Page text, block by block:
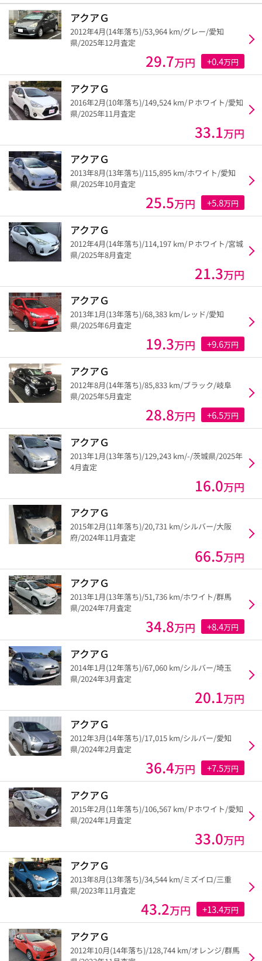
アクアＧ
2012年4月(14年落ち)/53,964 km/グレー/愛知
県/2025年12月査定
29.7万円 +0.4万円
アクアＧ
2016年2月(10年落ち)/149,524 km/Ｐホワイト/愛知
県/2025年11月査定
33.1万円
アクアＧ
2013年8月(13年落ち)/115,895 km/ホワイト/愛知
県/2025年10月査定
25.5万円 +5.8万円
アクアＧ
2012年4月(14年落ち)/114,197 km/Ｐホワイト/宮城
県/2025年8月査定
21.3万円
アクアＧ
2013年1月(13年落ち)/68,383 km/レッド/愛知
県/2025年6月査定
19.3万円 +9.6万円
アクアＧ
2012年8月(14年落ち)/85,833 km/ブラック/岐阜
県/2025年5月査定
28.8万円 +6.5万円
アクアＧ
2013年1月(13年落ち)/129,243 km/-/茨城県/2025年
4月査定
16.0万円
アクアＧ
2015年2月(11年落ち)/20,731 km/シルバー/大阪
府/2024年11月査定
66.5万円
アクアＧ
2013年1月(13年落ち)/51,736 km/ホワイト/群馬
県/2024年7月査定
34.8万円 +8.4万円
アクアＧ
2014年1月(12年落ち)/67,060 km/シルバー/埼玉
県/2024年3月査定
20.1万円
アクアＧ
2012年3月(14年落ち)/17,015 km/シルバー/愛知
県/2024年2月査定
36.4万円 +7.5万円
アクアＧ
2015年2月(11年落ち)/106,567 km/Ｐホワイト/愛知
県/2024年1月査定
33.0万円
アクアＧ
2013年8月(13年落ち)/34,544 km/ミズイロ/三重
県/2023年11月査定
43.2万円 +13.4万円
アクアＧ
2012年10月(14年落ち)/128,744 km/オレンジ/群馬